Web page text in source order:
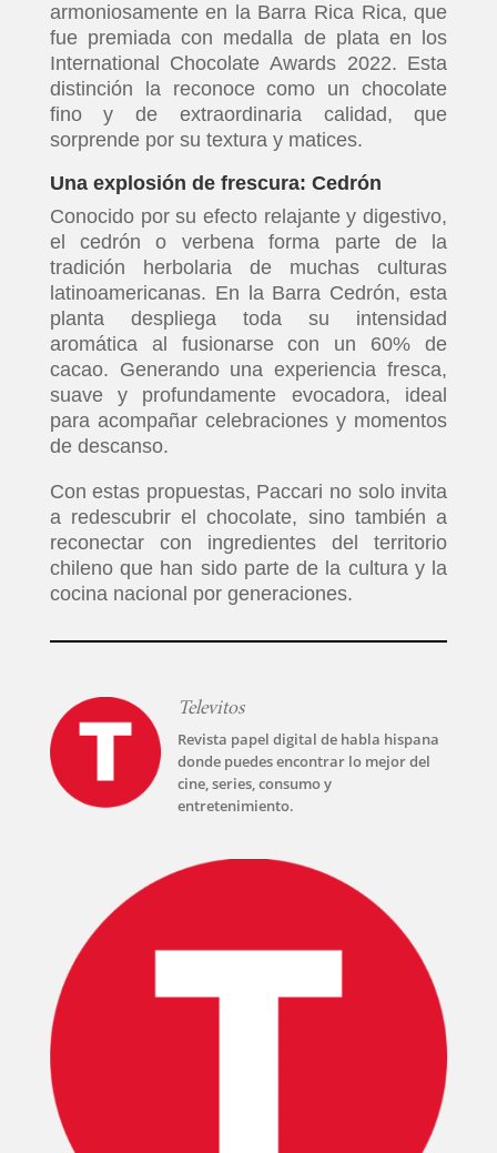
armoniosamente en la Barra Rica Rica, que
fue premiada con medalla de plata en los
International Chocolate Awards 2022. Esta
distinción la reconoce como un chocolate
fino y de extraordinaria calidad, que
sorprende por su textura y matices.
Una explosión de frescura: Cedrón
Conocido por su efecto relajante y digestivo,
el cedrón o verbena forma parte de la
tradición herbolaria de muchas culturas
latinoamericanas. En la Barra Cedrón, esta
planta despliega toda su intensidad
aromática al fusionarse con un 60% de
cacao. Generando una experiencia fresca,
suave y profundamente evocadora, ideal
para acompañar celebraciones y momentos
de descanso.
Con estas propuestas, Paccari no solo invita
a redescubrir el chocolate, sino también a
reconectar con ingredientes del territorio
chileno que han sido parte de la cultura y la
cocina nacional por generaciones.
Televitos
Revista papel digital de habla hispana
donde puedes encontrar lo mejor del
cine, series, consumo y
entretenimiento.